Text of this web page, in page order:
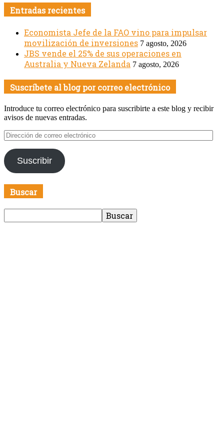
Entradas recientes
Economista Jefe de la FAO vino para impulsar
movilización de inversiones 7 agosto, 2026
JBS vende el 25% de sus operaciones en
Australia y Nueva Zelanda 7 agosto, 2026
Suscríbete al blog por correo electrónico
Introduce tu correo electrónico para suscribirte a este blog y recibir
avisos de nuevas entradas.
Dirección
de
correo
electrónico
Suscribir
Buscar